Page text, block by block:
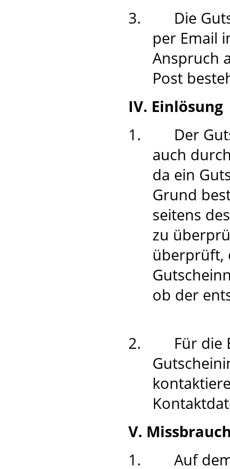
3.
Die
per Email
Anspruch
Post
IV. Einlösung
1.
Der
auch
da ein
Grund
seitens
zu
überprüft,
ob der
2.
Für die
V.
1.
Auf